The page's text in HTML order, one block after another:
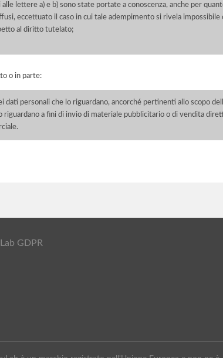
lettere a) e b) sono state portate a conoscenza, anche per
eccettuato il caso in cui tale adempimento si rivela impossibile
al diritto tutelato;
o in parte:
personali che lo riguardano, ancorché pertinenti allo scopo
riguardano a fini di invio di materiale pubblicitario o di vendita
GDPR